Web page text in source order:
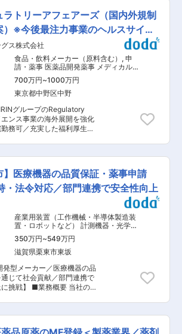
務として、その地位を獲得して
範囲：会社の定める業務
作業を担う重要なポジショ
品） ・表示/広告の確認業務
器リサイクル法など） ・営
処方の確認や全成分書類の
に伴う各国レギュレーション
成業務 ・企業法務として契
正業務 ・部外品/化粧品
の過程をワンストップで手
。そのため、各部署だけで
ません。各部署それぞれか
を形にしています。 ■関
社は1969年創業、酵素商品
浴剤をはじめ基礎化粧品・
を行ってまいりました。化粧
を目指し、製法特許等の技術
ソフト面まで一貫したシス
を高めます。また企業理念
」を掲げており、生分解
高い商品開発や、省エネ・
ル率向上にも注力していま
さしく、そして人にやさし
いきます。 ■関西酵素
〜製造〜出荷まで一貫した
じめて特許を取得した酵素安
態でありながら自社から商
100％提案営業」のスタイ
ラトリーアフェアーズ（国内外規制
）※今後最注力事業のヘルスサイエ
ス株式会社
食品・飲料メーカー（原料含む） , 申
請・薬事 医薬品開発薬事 メディカルサ
イエンスリエゾン・メディカルアフェ
アーズ
700万円~1000万円
東京都中野区中野
グループのRegulatory
ンス事業の海外展開を強化
務可／充実した福利厚生】
機能があり、事業サイ
攻めの戦略構築、および事
申請・ヘルスクレーム
行っております。 RA機能の
、戦略立案から実行までを主
求めております。 国内外の
り、規制戦略構築もしくは
ダーシップを持ち、かつグロ
性をもってチャレンジでき
来的にはグループ長、ユニ
をしております。 ■業務
関係者と規制を織り込んだ
内外規制の分析 ・競争優位
計 (2)素材登録・ヘルスク
実行における戦略構築およ
スクレーム（HC）取得に向
ンス
】医療機器の品質保証・薬事申請
法令対応／部門連携で安全性向上
産業用装置（工作機械・半導体製造装
置・ロボットなど） 計測機器・光学機
器・精密機器・分析機器
査 申請・薬事
350万円~549万円
滋賀県栗東市東坂
発型メーカー／医療機器の品
じて社会貢献／部門連携で
挑戦】 ■業務概要 当社の
の安全性・信頼性向上に貢
品登録や申請書類の作成・管